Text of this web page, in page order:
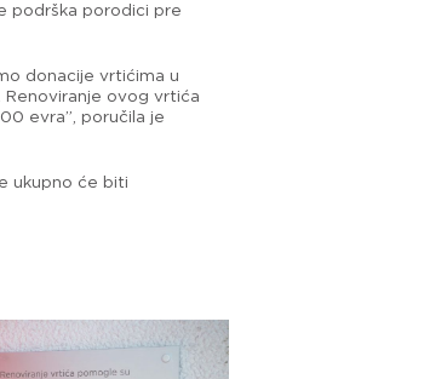
podrška porodici pre
donacije vrtićima u
ovog vrtića
evra”, poručila je
ukupno će biti